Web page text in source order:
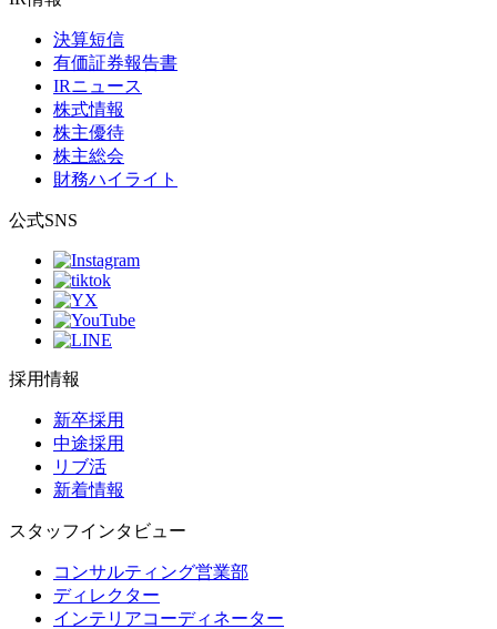
決算短信
有価証券報告書
IRニュース
株式情報
株主優待
株主総会
財務ハイライト
公式SNS
採用情報
新卒採用
中途採用
リブ活
新着情報
スタッフインタビュー
コンサルティング営業部
ディレクター
インテリアコーディネーター